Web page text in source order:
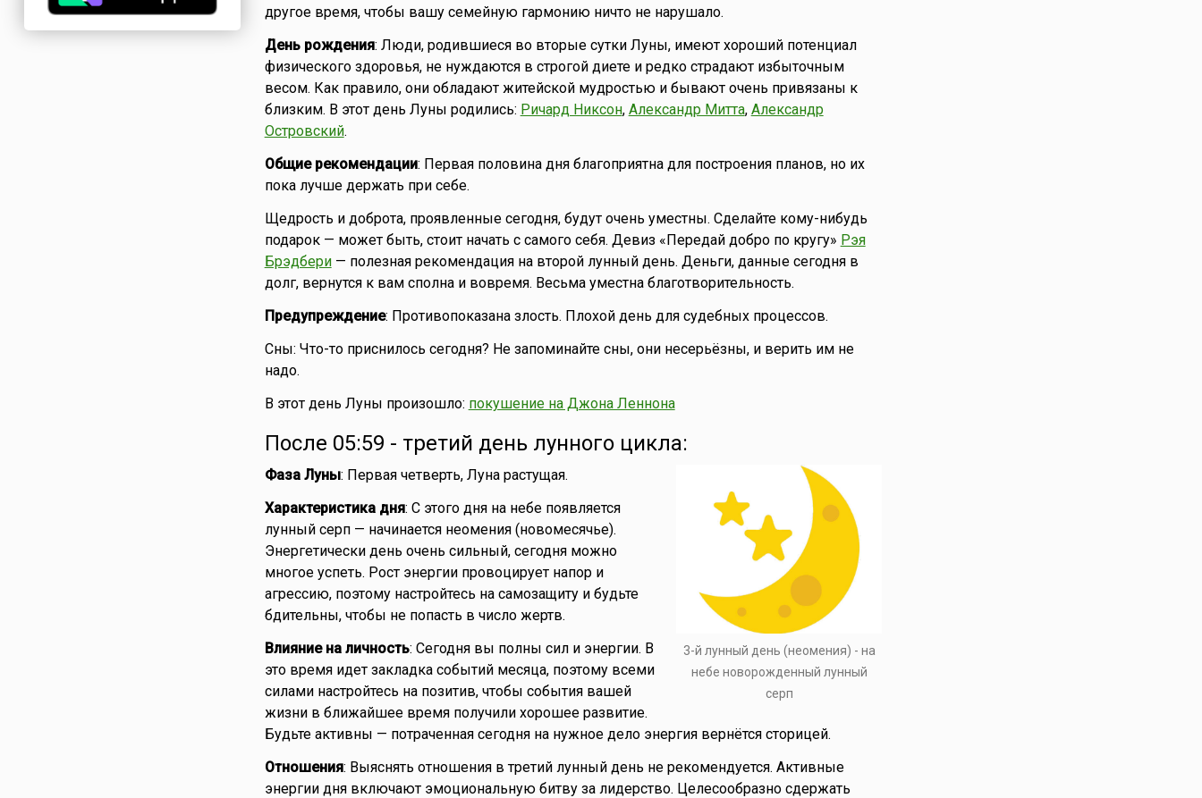
другое время, чтобы вашу семейную гармонию ничто не нарушало.
День рождения: Люди, родившиеся во вторые сутки Луны, имеют хороший потенциал
физического здоровья, не нуждаются в строгой диете и редко страдают избыточным
весом. Как правило, они обладают житейской мудростью и бывают очень привязаны к
близким. В этот день Луны родились: Ричард Никсон, Александр Митта, Александр
Островский.
Общие рекомендации: Первая половина дня благоприятна для построения планов, но их
пока лучше держать при себе.
Щедрость и доброта, проявленные сегодня, будут очень уместны. Сделайте кому-нибудь
подарок — может быть, стоит начать с самого себя. Девиз «Передай добро по кругу» Рэя
Брэдбери— полезная рекомендация на второй лунный день. Деньги, данные сегодня в
долг, вернутся к вам сполна и вовремя. Весьма уместна благотворительность.
Предупреждение: Противопоказана злость. Плохой день для судебных процессов.
Сны: Что-то приснилось сегодня? Не запоминайте сны, они несерьёзны, и верить им не
надо.
В этот день Луны произошло: покушение на Джона Леннона
После 05:59 - третий день лунного цикла:
3-й лунный день (неомения) - на
небе новорожденный лунный
серп
Фаза Луны: Первая четверть, Луна растущая.
Характеристика дня: С этого дня на небе появляется
лунный серп — начинается неомения (новомесячье).
Энергетически день очень сильный, сегодня можно
многое успеть. Рост энергии провоцирует напор и
агрессию, поэтому настройтесь на самозащиту и будьте
бдительны, чтобы не попасть в число жертв.
Влияние на личность: Сегодня вы полны сил и энергии. В
это время идет закладка событий месяца, поэтому всеми
силами настройтесь на позитив, чтобы события вашей
жизни в ближайшее время получили хорошее развитие.
Будьте активны — потраченная сегодня на нужное дело энергия вернётся сторицей.
Отношения: Выяснять отношения в третий лунный день не рекомендуется. Активные
энергии дня включают эмоциональную битву за лидерство. Целесообразно сдержать